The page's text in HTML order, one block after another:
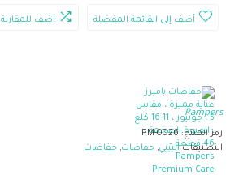
أضف إلى القائمة المفضلة أضف للمقارنة
Pampers
رمز المنتج:PM-0026
التصنيفاتالبيبي, حفاضات, حفاضات